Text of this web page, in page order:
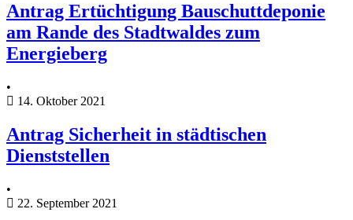
Antrag Ertüchtigung Bauschuttdeponie
am Rande des Stadtwaldes zum
Energieberg
•
14. Oktober 2021
Antrag Sicherheit in städtischen
Dienststellen
•
22. September 2021